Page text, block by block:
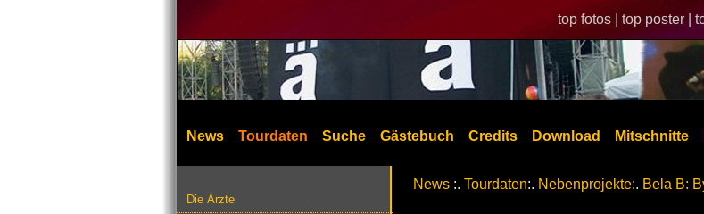
top fotos | top poster |
News Tourdaten Suche Gästebuch Credits Download Mitschnitte
Die Ärzte
News :. Tourdaten:. Nebenprojekte:. Bela B: